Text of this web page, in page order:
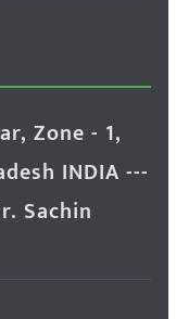
Zone - 1,
INDIA ---
Sachin